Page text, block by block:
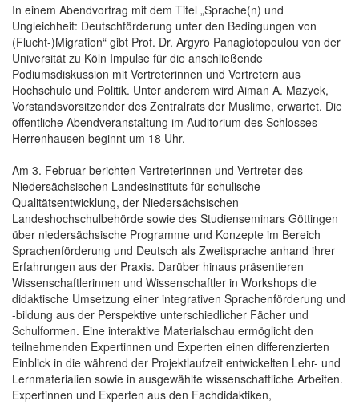
In einem Abendvortrag mit dem Titel „Sprache(n) und
Ungleichheit: Deutschförderung unter den Bedingungen von
(Flucht-)Migration“ gibt Prof. Dr. Argyro Panagiotopoulou von der
Universität zu Köln Impulse für die anschließende
Podiumsdiskussion mit Vertreterinnen und Vertretern aus
Hochschule und Politik. Unter anderem wird Aiman A. Mazyek,
Vorstandsvorsitzender des Zentralrats der Muslime, erwartet. Die
öffentliche Abendveranstaltung im Auditorium des Schlosses
Herrenhausen beginnt um 18 Uhr.
Am 3. Februar berichten Vertreterinnen und Vertreter des
Niedersächsischen Landesinstituts für schulische
Qualitätsentwicklung, der Niedersächsischen
Landeshochschulbehörde sowie des Studienseminars Göttingen
über niedersächsische Programme und Konzepte im Bereich
Sprachenförderung und Deutsch als Zweitsprache anhand ihrer
Erfahrungen aus der Praxis. Darüber hinaus präsentieren
Wissenschaftlerinnen und Wissenschaftler in Workshops die
didaktische Umsetzung einer integrativen Sprachenförderung und
-bildung aus der Perspektive unterschiedlicher Fächer und
Schulformen. Eine interaktive Materialschau ermöglicht den
teilnehmenden Expertinnen und Experten einen differenzierten
Einblick in die während der Projektlaufzeit entwickelten Lehr- und
Lernmaterialien sowie in ausgewählte wissenschaftliche Arbeiten.
Expertinnen und Experten aus den Fachdidaktiken,